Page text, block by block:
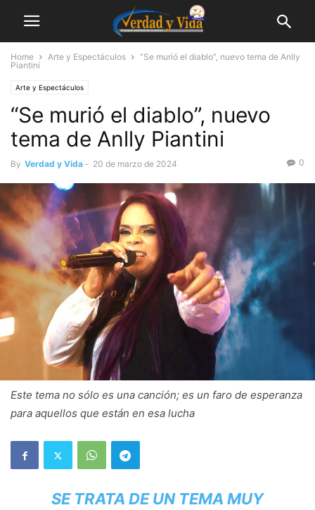
Home Arte y Espectáculos
“Se murió el diablo”, nuevo tema de Anlly
Piantini
Arte y Espectáculos
“Se murió el diablo”, nuevo
tema de Anlly Piantini
By Verdad y Vida - 20 de marzo de 2024 0
Este tema no sólo es una canción; es un faro de esperanza
para aquellos que están en esa lucha
SE TRATA DE UN TEMA MUY